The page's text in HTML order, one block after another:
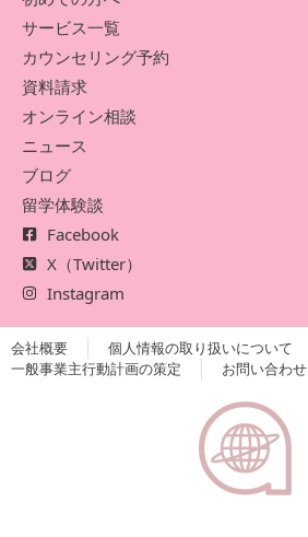
サービス一覧
カウンセリング予約
資料請求
オンライン相談
ニュース
ブログ
留学体験談
Facebook
X（Twitter）
Instagram
会社概要
個人情報の取り扱いについて
一般事業主行動計画の策定
お問い合わせ